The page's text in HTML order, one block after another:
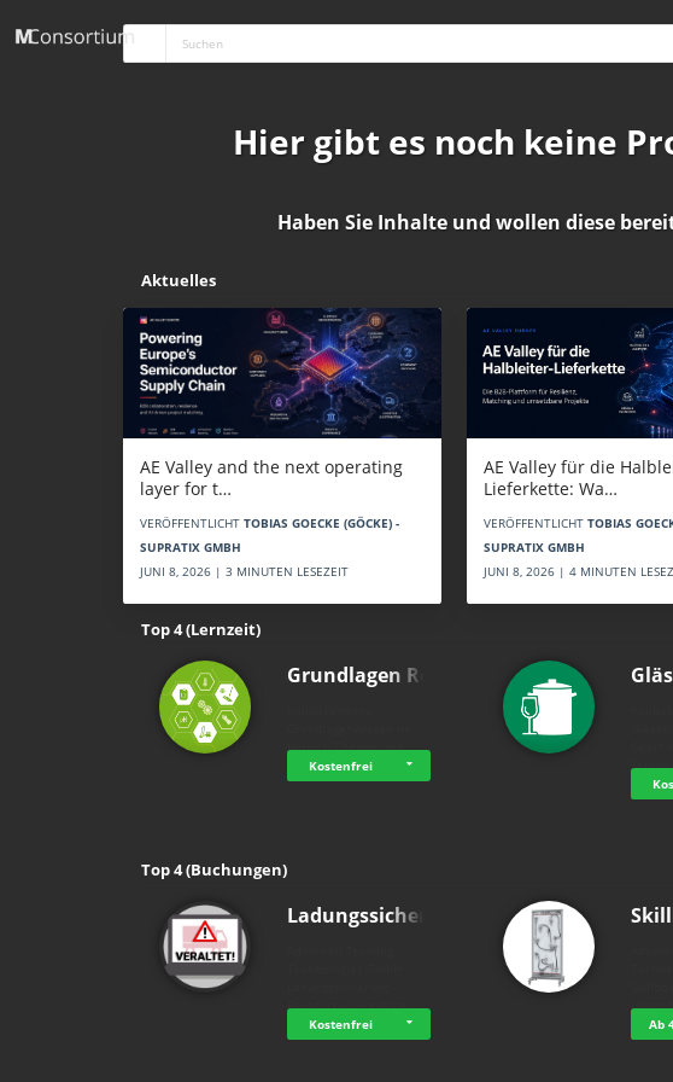
Hier gibt es noch keine
Haben Sie Inhalte und wollen diese
Aktuelles
AE Valley and the next operating
layer for t…
VERÖFFENTLICHT TOBIAS GOECKE (GÖCKE) -
SUPRATIX GMBH
JUNI 8, 2026 | 3 MINUTEN LESEZEIT
AE Valley für die
Lieferkette: Wa…
VERÖFFENTLICHT TOBIAS
SUPRATIX GMBH
JUNI 8, 2026 | 4 MINUTEN
Top 4 (Lernzeit)
Grundlagen Rein…
Bereich Chemie und …
Kostenfrei
Top 4 (Buchungen)
Ladungssicherung
Rechtliche Grundlage…
Kostenfrei
Ab